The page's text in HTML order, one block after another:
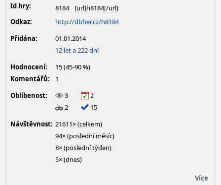
Id hry:
8184
Odkaz:
http://dbher.cz/h8184
Přidána:
01.01.2014
12 let a 222 dní
Hodnocení:
15 (45-90 %)
Komentářů:
1
Oblíbenost:
3
2
2
15
Návštěvnost: 21611× (celkem)
94× (poslední měsíc)
8× (poslední týden)
5× (dnes)
Více